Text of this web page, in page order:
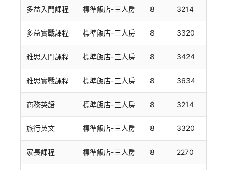
多益入門課程 標準飯店-三人房 8 3214
多益實戰課程 標準飯店-三人房 8 3320
雅思入門課程 標準飯店-三人房 8 3424
雅思實戰課程 標準飯店-三人房 8 3634
商務英語 標準飯店-三人房 8 3214
旅行英文 標準飯店-三人房 8 3320
家長課程 標準飯店-三人房 8 2270